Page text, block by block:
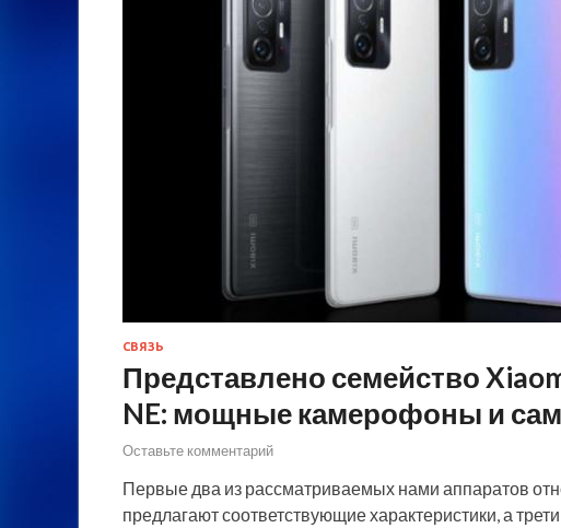
СВЯЗЬ
Представлено семейство
NE: мощные камерофоны и
Оставьте комментарий
Первые два из рассматриваемых нами аппаратов
предлагают соответствующие характеристики, а